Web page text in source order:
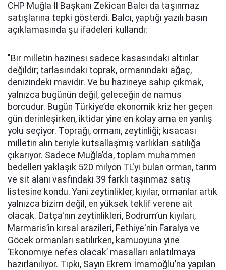
CHP Muğla İl Başkanı Zekican Balcı da taşınmaz
satışlarına tepki gösterdi. Balcı, yaptığı yazılı basın
açıklamasında şu ifadeleri kullandı:
"Bir milletin hazinesi sadece kasasındaki altınlar
değildir; tarlasındaki toprak, ormanındaki ağaç,
denizindeki mavidir. Ve bu hazineye sahip çıkmak,
yalnızca bugünün değil, geleceğin de namus
borcudur. Bugün Türkiye’de ekonomik kriz her geçen
gün derinleşirken, iktidar yine en kolay ama en yanlış
yolu seçiyor. Toprağı, ormanı, zeytinliği; kısacası
milletin alın teriyle kutsallaşmış varlıkları satılığa
çıkarıyor. Sadece Muğla’da, toplam muhammen
bedelleri yaklaşık 520 milyon TL'yi bulan orman, tarım
ve sit alanı vasfındaki 39 farklı taşınmaz satış
listesine kondu. Yani zeytinlikler, kıyılar, ormanlar artık
yalnızca bizim değil, en yüksek teklif verene ait
olacak. Datça'nın zeytinlikleri, Bodrum’un kıyıları,
Marmaris’in kırsal arazileri, Fethiye'nin Faralya ve
Göcek ormanları satılırken, kamuoyuna yine
‘Ekonomiye nefes olacak’ masalları anlatılmaya
hazırlanılıyor. Tıpkı, Sayın Ekrem İmamoğlu’na yapılan